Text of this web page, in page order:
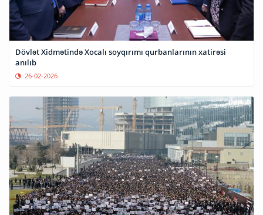
Dövlət Xidmətində Xocalı soyqırımı qurbanlarının xatirəsi
anılıb
26-02-2026